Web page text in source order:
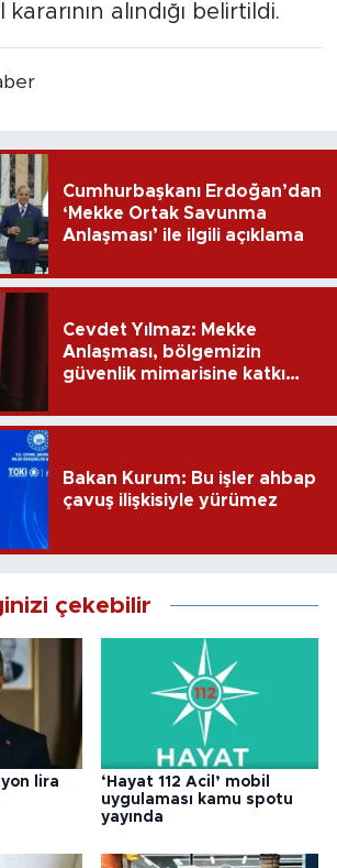
alındığı belirtildi.
Cumhurbaşkanı Erdoğan’dan
‘Mekke Ortak Savunma
Anlaşması’ ile ilgili açıklama
Cevdet Yılmaz: Mekke
Anlaşması, bölgemizin
güvenlik mimarisine katkı
Bakan Kurum: Bu işler ahbap
çavuş ilişkisiyle yürümez
çekebilir
lira
‘Hayat 112 Acil’ mobil
uygulaması kamu spotu
yayında